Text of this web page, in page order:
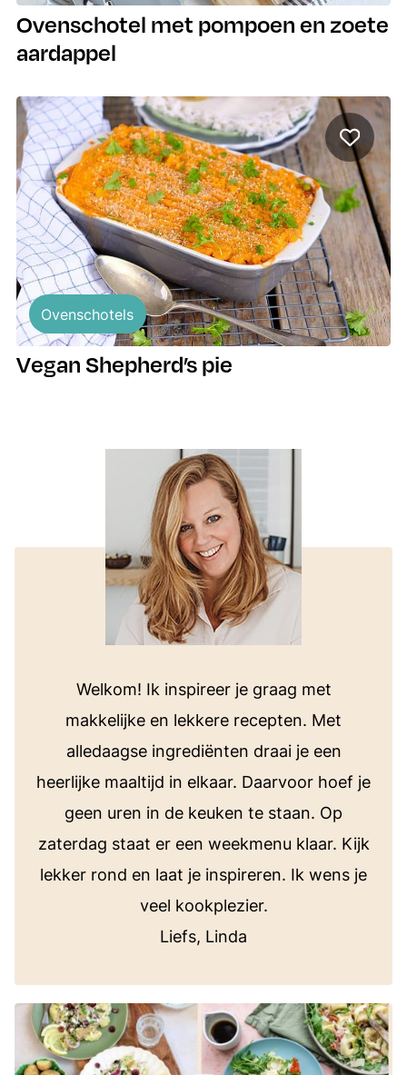
Ovenschotel met pompoen en zoete
aardappel
Ovenschotels
Vegan Shepherd’s pie
Welkom! Ik inspireer je graag met
makkelijke en lekkere recepten. Met
alledaagse ingrediënten draai je een
heerlijke maaltijd in elkaar. Daarvoor hoef je
geen uren in de keuken te staan. Op
zaterdag staat er een weekmenu klaar. Kijk
lekker rond en laat je inspireren. Ik wens je
veel kookplezier.
Liefs, Linda